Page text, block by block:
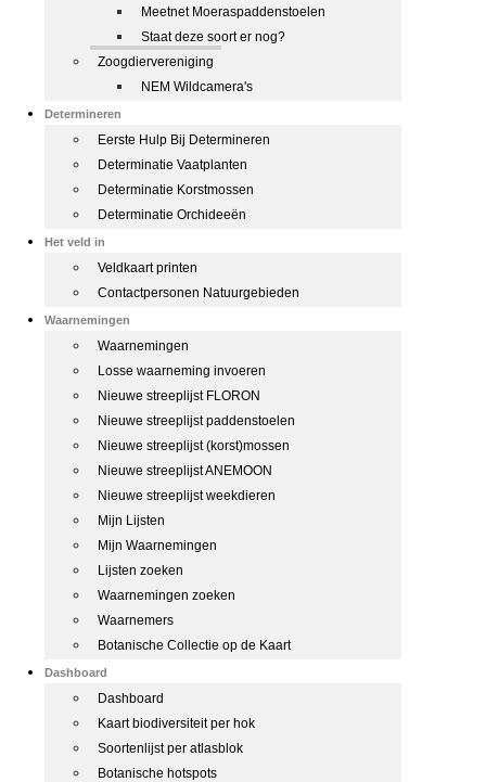
Meetnet Moeraspaddenstoelen
Staat deze soort er nog?
Zoogdiervereniging
NEM Wildcamera's
Determineren
Eerste Hulp Bij Determineren
Determinatie Vaatplanten
Determinatie Korstmossen
Determinatie Orchideeën
Het veld in
Veldkaart printen
Contactpersonen Natuurgebieden
Waarnemingen
Waarnemingen
Losse waarneming invoeren
Nieuwe streeplijst FLORON
Nieuwe streeplijst paddenstoelen
Nieuwe streeplijst (korst)mossen
Nieuwe streeplijst ANEMOON
Nieuwe streeplijst weekdieren
Mijn Lijsten
Mijn Waarnemingen
Lijsten zoeken
Waarnemingen zoeken
Waarnemers
Botanische Collectie op de Kaart
Dashboard
Dashboard
Kaart biodiversiteit per hok
Soortenlijst per atlasblok
Botanische hotspots